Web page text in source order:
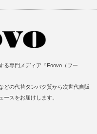
る専門メディア『Foovo（フー
どの代替タンパク質から次世代自販
スをお届けします。